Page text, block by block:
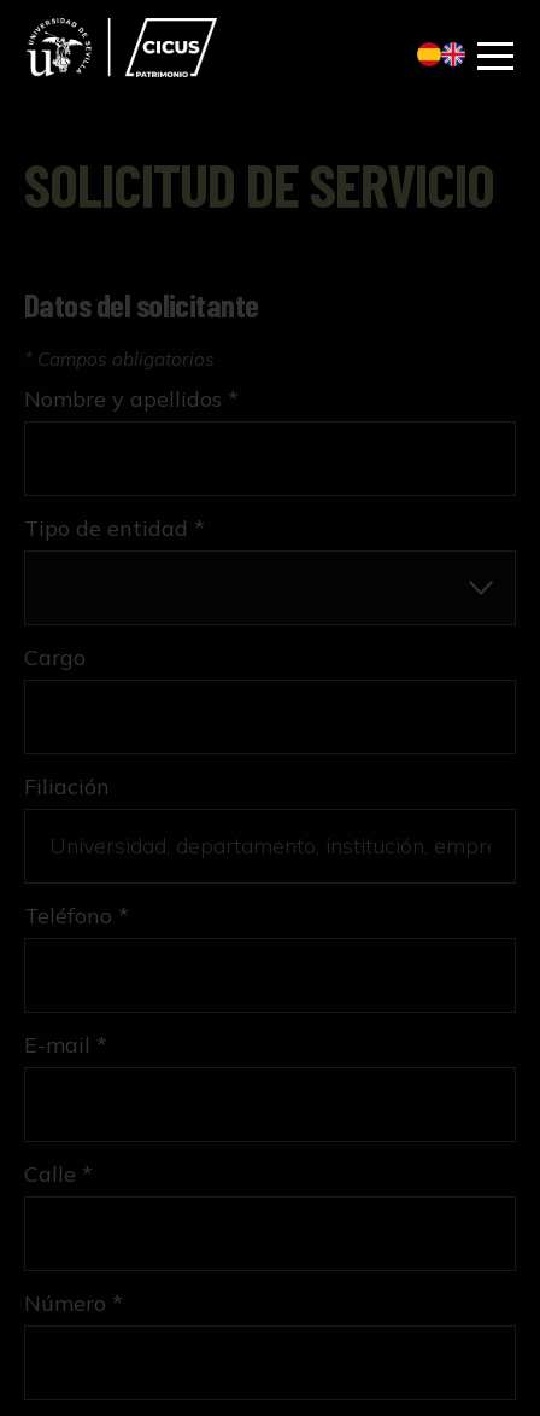
SOLICITUD DE SERVICIO
Datos del solicitante
* Campos obligatorios
Tipo de entidad *
Nombre y apellidos *
Cargo
Filiación
Teléfono *
E-mail *
Calle *
Número *